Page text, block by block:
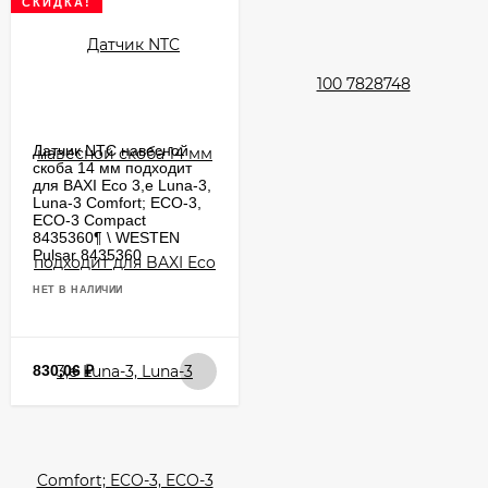
Датчик NTC навесной
скоба 14 мм подходит
для BAXI Eco 3,е Luna-3,
Luna-3 Comfort; ECO-3,
ECO-3 Compact
8435360¶ \ WESTEN
Pulsar 8435360
НЕТ В НАЛИЧИИ
830,06₽